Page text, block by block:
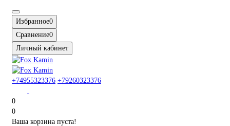
Избранное0
Сравнение0
Личный кабинет
+74955323376 +79260323376
0
0
Ваша корзина пуста!